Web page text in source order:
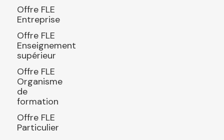
Offre FLE
Entreprise
Offre FLE
Enseignement
supérieur
Offre FLE
Organisme
de
formation
Offre FLE
Particulier